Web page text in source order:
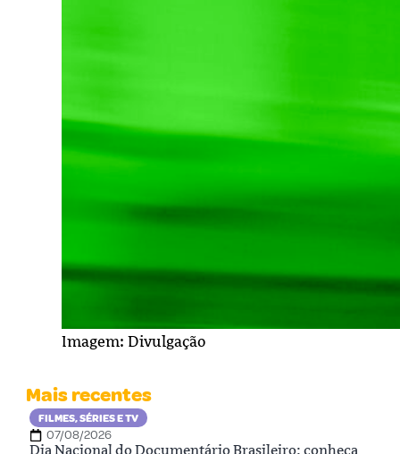
Imagem: Divulgação
Mais recentes
FILMES, SÉRIES E TV
07/08/2026
Dia Nacional do Documentário Brasileiro: conheça